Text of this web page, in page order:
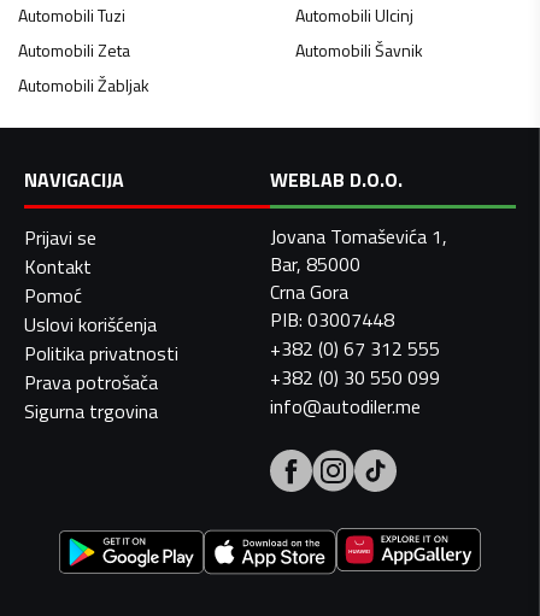
AutomobiliTuzi AutomobiliUlcinj
AutomobiliZeta AutomobiliŠavnik
AutomobiliŽabljak
NAVIGACIJA
Prijavi se
Kontakt
Pomoć
Uslovi korišćenja
Politika privatnosti
Prava potrošača
Sigurna trgovina
WEBLAB D.O.O.
Jovana Tomaševića 1,
Bar, 85000
Crna Gora
PIB: 03007448
+382 (0) 67 312 555
+382 (0) 30 550 099
info@autodiler.me